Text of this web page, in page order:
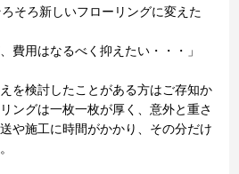
ろそろ新しいフローリングに変えた
費用はなるべく抑えたい・・・」
を検討したことがある方はご存知か
ングは一枚一枚が厚く、意外と重さ
や施工に時間がかかり、その分だけ